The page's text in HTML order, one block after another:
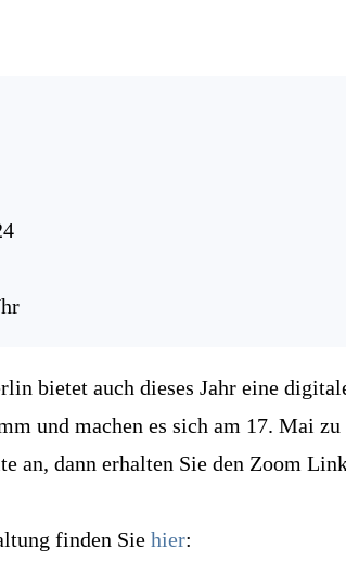
bietet auch dieses Jahr eine
und machen es sich am 17. Mai
an, dann erhalten Sie den Zoom
finden Sie hier: